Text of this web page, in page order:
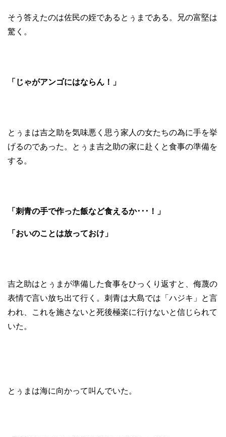
そう答えたのは佐民の姪であるとぅまである。兄の富堅は
驚く。
「じゃがアンゴにはならん！」
とぅまは吉之助を気味悪く思う家人の女たちの為に手を挙
げるのであった。とぅま吉之助の家に赴くと食事の準備を
する。
「刺青の手で作った飯など食えるか･･･！」
「おいのことは放っておけ」
吉之助はとぅまが準備した食事をひっくり返すと、侮蔑の
表情で言い放ち出て行く。刺青は大島では「ハジキ」と言
われ、これを施さないと死後極楽に行けないと信じられて
いた。
とぅまは海に向かって叫んでいた。